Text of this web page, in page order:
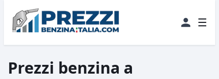
☰
Prezzi benzina a